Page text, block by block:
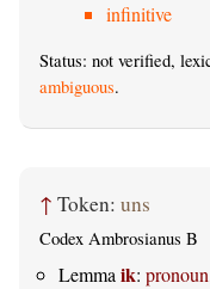
infinitive
Status: not verified,
ambiguous.
↑ Token: uns
Codex Ambrosianus B
Lemmaik: